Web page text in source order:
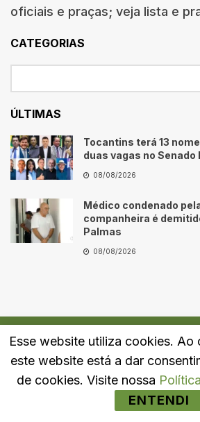
oficiais e praças; veja lista e
CATEGORIAS
ÚLTIMAS
Tocantins terá 13
duas vagas no Senado
08/08/2026
Médico condenado
companheira é
Palmas
08/08/2026
Quem Somos Fale Conosco
Esse website utiliza cookies. Ao
este website está a dar
de cookies. Visite nossa
ENTENDI